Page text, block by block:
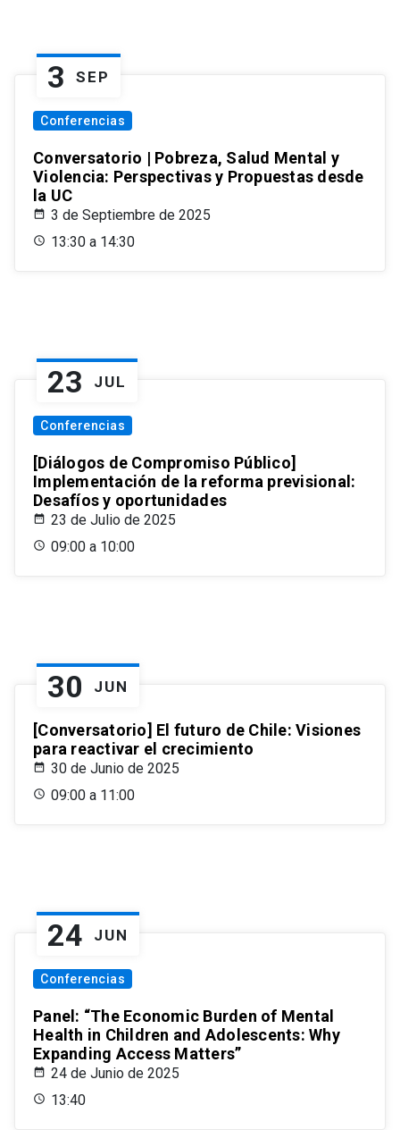
3 SEP
Conferencias
Conversatorio | Pobreza, Salud Mental y
Violencia: Perspectivas y Propuestas desde
la UC
3 de Septiembre de 2025
13:30 a 14:30
23 JUL
Conferencias
[Diálogos de Compromiso Público]
Implementación de la reforma previsional:
Desafíos y oportunidades
23 de Julio de 2025
09:00 a 10:00
30 JUN
[Conversatorio] El futuro de Chile: Visiones
para reactivar el crecimiento
30 de Junio de 2025
09:00 a 11:00
24 JUN
Conferencias
Panel: “The Economic Burden of Mental
Health in Children and Adolescents: Why
Expanding Access Matters”
24 de Junio de 2025
13:40